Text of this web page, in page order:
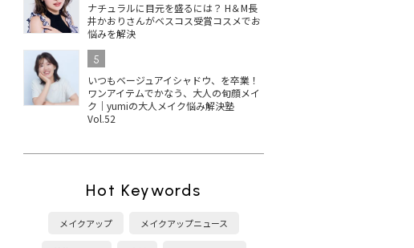
ナチュラルに目元を盛るには？ H＆M長
井かおりさんがベスコス受賞コスメでお
悩みを解決
5
いつもベージュアイシャドウ、を卒業！
ワンアイテムでかなう、大人の旬顔メイ
ク｜yumiの大人メイク悩み解決塾
Vol.52
Hot Keywords
メイクアップ メイクアップニュース